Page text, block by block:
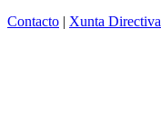
Contacto | Xunta Directiva